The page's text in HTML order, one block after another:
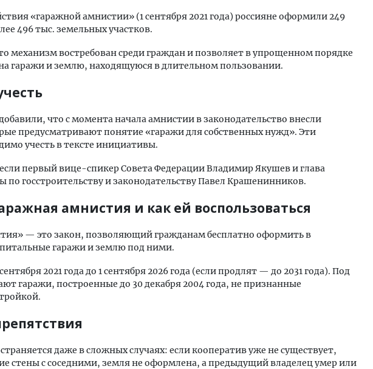
«гаражной амнистии» (1 сентября 2021 года) россияне оформили 249
496 тыс. земельных участков.
механизм востребован среди граждан и позволяет в упрощенном порядке
гаражи и землю, находящуюся в длительном пользовании.
что с момента начала амнистии в законодательство внесли
предусматривают понятие «гаражи для собственных нужд». Эти
учесть в тексте инициативы.
первый вице-спикер Совета Федерации Владимир Якушев и глава
по госстроительству и законодательству Павел Крашенинников.
амнистия и как ей воспользоваться
— это закон, позволяющий гражданам бесплатно оформить в
гаражи и землю под ними.
2021 года до 1 сентября 2026 года (если продлят — до 2031 года). Под
гаражи, построенные до 30 декабря 2004 года, не признанные
даже в сложных случаях: если кооператив уже не существует,
стены с соседними, земля не оформлена, а предыдущий владелец умер или